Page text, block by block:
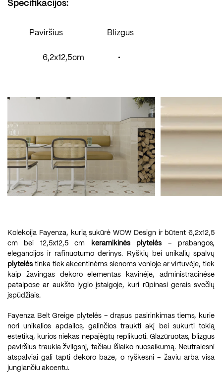
Specifikacijos:
Paviršius Blizgus
6,2x12,5cm •
Kolekcija Fayenza, kurią sukūrė WOW Design ir būtent 6,2x12,5
cm bei 12,5x12,5 cm
keramikinės plytelės – prabangos,
elegancijos ir rafinuotumo derinys. Ryškių bei unikalių spalvų
plytelės tinka tiek akcentinėms sienoms vonioje ar virtuvėje, tiek
kaip žavingas dekoro elementas kavinėje, administracinėse
patalpose ar aukšto lygio įstaigoje, kuri rūpinasi gerais svečių
įspūdžiais.
Fayenza Belt Greige plytelės – drąsus pasirinkimas tiems, kurie
nori unikalios apdailos, galinčios traukti akį bei sukurti tokią
estetiką, kurios niekas nepajėgtų replikuoti. Glazūruotas, blizgus
paviršius traukia žvilgsnį, tačiau išlaiko nuosaikumą. Neutralesni
atspalviai gali tapti dekoro baze, o ryškesni – žaviu arba visa
jungiančiu akcentu.